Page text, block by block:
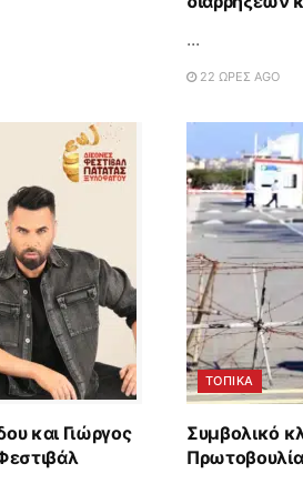
...
22 ΏΡΕΣ AGO
και Γιώργος
ΤΟΠΙΚΑ
Συμβολικό